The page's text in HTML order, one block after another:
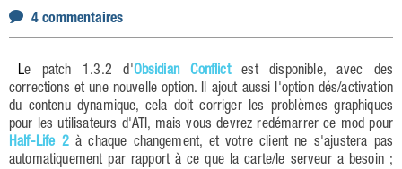
4 commentaires
Le patch 1.3.2 d'Obsidian Conflictest disponible, avec des
corrections et une nouvelle option. Il ajout aussi l'option dés/activation
du contenu dynamique, cela doit corriger les problèmes graphiques
pour les utilisateurs d'ATI, mais vous devrez redémarrer ce mod pour
Half-Life 2à chaque changement, et votre client ne s'ajustera pas
automatiquement par rapport à ce que la carte/le serveur a besoin ;